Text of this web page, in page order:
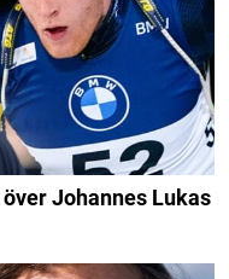
Johannes Lukas